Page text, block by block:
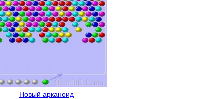
Новый арканоид